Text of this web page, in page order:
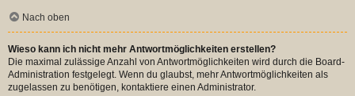
Nach oben
Wieso kann ich nicht mehr Antwortmöglichkeiten erstellen?
Die maximal zulässige Anzahl von Antwortmöglichkeiten wird durch die Board-
Administration festgelegt. Wenn du glaubst, mehr Antwortmöglichkeiten als
zugelassen zu benötigen, kontaktiere einen Administrator.